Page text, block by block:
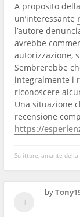
A proposito
un’interessante
l’autore
avrebbe
autorizzazione,
Sembrerebbe
integralmente i
riconoscere
Una situazione
recensione
https://
Scrittore, amante
by